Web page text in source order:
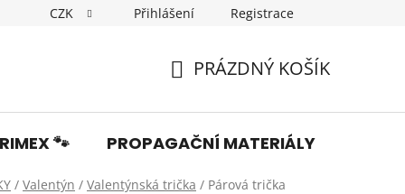
Dopravné Obchodní podmínky Podmínky ochrany
CZK Přihlášení Registrace
KOŠÍK
PRÁZDNÝ KOŠÍK
🐾 PROPAGAČNÍ MATERIÁLY
/ Valentýn / Valentýnská trička / Párová trička